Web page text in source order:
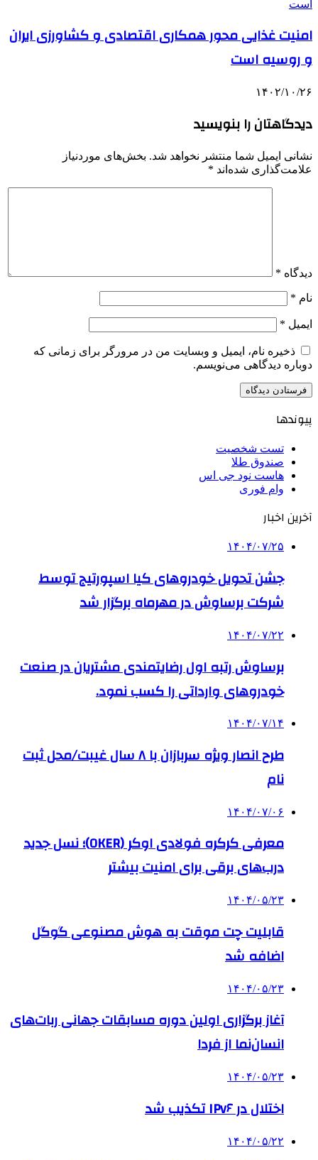
امنیت غذایی محور همکاری اقتصادی و کشاورزی ایران
و روسیه است
۱۴۰۲/۱۰/۲۶
دیدگاهتان را بنویسید
نشانی ایمیل شما منتشر نخواهد شد. بخش‌های موردنیاز
علامت‌گذاری شده‌اند *
دیدگاه *
نام *
ایمیل *
ذخیره نام، ایمیل و وبسایت من در مرورگر برای زمانی که
دوباره دیدگاهی می‌نویسم.
پیوندها
تست شخصیت
صندوق طلا
هاست نود جی اس
وام فوری
آخرین اخبار
۱۴۰۴/۰۷/۲۵
جشن تحویل خودروهای کیا اسپورتیج توسط
شرکت برساوش در مهرماه برگزار شد
۱۴۰۴/۰۷/۲۲
برساوش رتبه اول رضایتمندی مشتریان در صنعت
خودروهای وارداتی را کسب نمود.
۱۴۰۴/۰۷/۱۴
طرح انصار ویژه سربازان با ۸ سال غیبت/محل ثبت
نام
۱۴۰۴/۰۷/۰۶
معرفی کرکره فولادی اوکر (OKER)؛ نسل جدید
درب‌های برقی برای امنیت بیشتر
۱۴۰۴/۰۵/۲۳
قابلیت چت موقت به هوش مصنوعی گوگل
اضافه شد
۱۴۰۴/۰۵/۲۳
آغاز برگزاری اولین دوره مسابقات جهانی ربات‌های
انسان‌نما از فردا
۱۴۰۴/۰۵/۲۳
اختلال در IPv۶ تکذیب شد
۱۴۰۴/۰۵/۲۲